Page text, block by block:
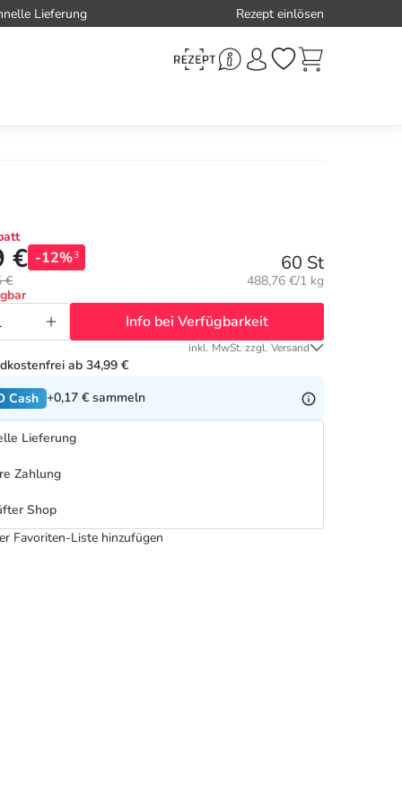
Lieferung Rezept einlösen
€ -12%3
€
60 St
Grundpreis:
488,76 €/1 kg
Info bei Verfügbarkeit
inkl. MwSt. zzgl. Versand
ab 34,99 €
Cash +0,17 € sammeln
Lieferung
Zahlung
Shop
Favoriten-Liste hinzufügen